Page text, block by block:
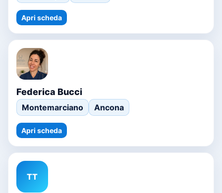
Apri scheda
Federica Bucci
Montemarciano Ancona
Apri scheda
TT